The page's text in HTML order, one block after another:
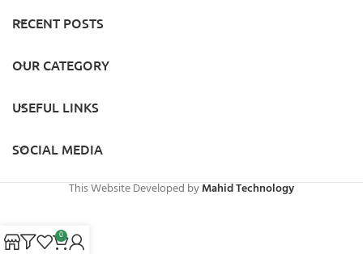
RECENT POSTS
OUR CATEGORY
USEFUL LINKS
SOCIAL MEDIA
This Website Developed byMahid Technology
0